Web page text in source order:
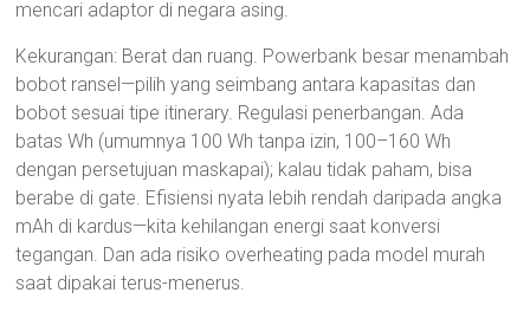
mencari adaptor di negara asing.
Kekurangan: Berat dan ruang. Powerbank besar menambah
bobot ransel—pilih yang seimbang antara kapasitas dan
bobot sesuai tipe itinerary. Regulasi penerbangan. Ada
batas Wh (umumnya 100 Wh tanpa izin, 100–160 Wh
dengan persetujuan maskapai); kalau tidak paham, bisa
berabe di gate. Efisiensi nyata lebih rendah daripada angka
mAh di kardus—kita kehilangan energi saat konversi
tegangan. Dan ada risiko overheating pada model murah
saat dipakai terus-menerus.